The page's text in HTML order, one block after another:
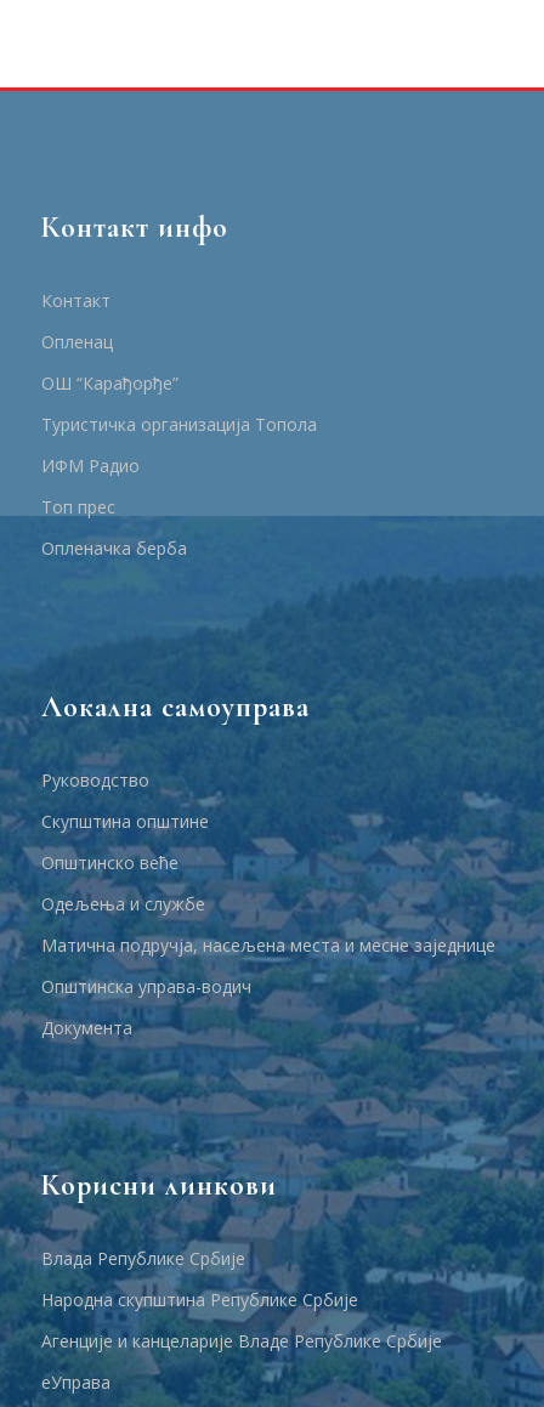
Контакт инфо
Контакт
Опленац
ОШ “Карађорђе”
Туристичка организација Топола
ИФМ Радио
Топ прес
Опленачка берба
Локална самоуправа
Руководство
Скупштина општине
Општинско веће
Одељења и службе
Матична подручја, насељена места и месне заједнице
Општинска управа-водич
Документа
Корисни линкови
Влада Републике Србије
Народна скупштина Републике Србије
Агенције и канцеларије Владе Републике Србије
еУправа